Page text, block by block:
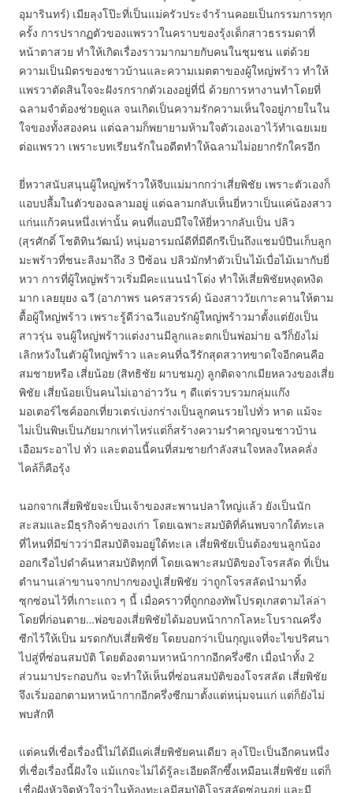
อุมารินทร์) เมียลุงโป๊ะที่เป็นแม่ครัวประจำร้านคอยเป็นกรรมการทุก
ครั้ง การปรากฏตัวของแพรวาในคราบของรุ้งเด็กสาวธรรมดาที่
หน้าตาสวย ทำให้เกิดเรื่องราวมากมายกับคนในชุมชน แต่ด้วย
ความเป็นมิตรของชาวบ้านและความเมตตาของผู้ใหญ่พร้าว ทำให้
แพรวาตัดสินใจจะฝังรกรากตัวเองอยู่ที่นี่ ด้วยการหางานทำโดยที่
ฉลามจำต้องช่วยดูแล จนเกิดเป็นความรักความเห็นใจอยู่ภายในใน
ใจของทั้งสองคน แต่ฉลามก็พยายามห้ามใจตัวเองเอาไว้ทำเฉยเมย
ต่อแพรวา เพราะบทเรียนรักในอดีตทำให้ฉลามไม่อยากรักใครอีก
ยี่หวาสนับสนุนผู้ใหญ่พร้าวให้จีบแม่มากกว่าเสี่ยพิชัย เพราะตัวเองก็
แอบปลื้มในตัวของฉลามอยู่ แต่ฉลามกลับเห็นยี่หวาเป็นแค่น้องสาว
แก่นแก้วคนหนึ่งเท่านั้น คนที่แอบมีใจให้ยี่หวากลับเป็น ปลิว
(สุรศักดิ์ โชติทินวัฒน์) หนุ่มอารมณ์ดีที่มีดีกรีเป็นถึงแชมป์ปีนเก็บลูก
มะพร้าวที่ชนะลิงมาถึง 3 ปีซ้อน ปลิวมักทำตัวเป็นไม้เบื่อไม้เมากับยี่
หวา การที่ผู้ใหญ่พร้าวเริ่มมีคะแนนนำโด่ง ทำให้เสี่ยพิชัยหงุดหงิด
มาก เลยยุยง ฉวี (อาภาพร นครสวรรค์) น้องสาววัยเกาะคานให้ตาม
ตื้อผู้ใหญ่พร้าว เพราะรู้ดีว่าฉวีแอบรักผู้ใหญ่พร้าวมาตั้งแต่ยังเป็น
สาวรุ่น จนผู้ใหญ่พร้าวแต่งงานมีลูกและตกเป็นพ่อม่าย ฉวีก็ยังไม่
เลิกหวังในตัวผู้ใหญ่พร้าว และคนที่ฉวีรักสุดสวาทขาดใจอีกคนคือ
สมชายหรือ เสี่ยน้อย (สิทธิชัย ผาบชมภู) ลูกติดจากเมียหลวงของเสี่ย
พิชัย เสี่ยน้อยเป็นคนไม่เอาอ่าววัน ๆ ดีแต่รวบรวมกลุ่มแก๊ง
มอเตอร์ไซค์ออกเที่ยวเตร่เบ่งกร่างเป็นลูกคนรวยไปทั่ว หาด แม้จะ
ไม่เป็นพิษเป็นภัยมากเท่าไหร่แต่ก็สร้างความรำคาญจนชาวบ้าน
เอือมระอาไป ทั่ว และตอนนี้คนที่สมชายกำลังสนใจหลงใหลคลั่ง
ไคล้ก็คือรุ้ง
นอกจากเสี่ยพิชัยจะเป็นเจ้าของสะพานปลาใหญ่แล้ว ยังเป็นนัก
สะสมและมีธุรกิจค้าของเก่า โดยเฉพาะสมบัติที่ค้นพบจากใต้ทะเล
ที่ไหนที่มีข่าวว่ามีสมบัติจมอยู่ใต้ทะเล เสี่ยพิชัยเป็นต้องขนลูกน้อง
ออกเรือไปดำค้นหาสมบัติทุกที่ โดยเฉพาะสมบัติของโจรสลัด ที่เป็น
ตำนานเล่าขานจากปากของปู่เสี่ยพิชัย ว่าถูกโจรสลัดนำมาทิ้ง
ซุกซ่อนไว้ที่เกาะแถว ๆ นี้ เมื่อคราวที่ถูกกองทัพโปรตุเกสตามไล่ล่า
โดยที่ก่อนตาย…พ่อของเสี่ยพิชัยได้มอบหน้ากากโลหะโบราณครึ่ง
ซีกไว้ให้เป็น มรดกกับเสี่ยพิชัย โดยบอกว่าเป็นกุญแจที่จะไขปริศนา
ไปสู่ที่ซ่อนสมบัติ โดยต้องตามหาหน้ากากอีกครึ่งซีก เมื่อนำทั้ง 2
ส่วนมาประกอบกัน จะทำให้เห็นที่ซ่อนสมบัติของโจรสลัด เสี่ยพิชัย
จึงเริ่มออกตามหาหน้ากากอีกครึ่งซีกมาตั้งแต่หนุ่มจนแก่ แต่ก็ยังไม่
พบสักที
แต่คนที่เชื่อเรื่องนี้ไม่ได้มีแค่เสี่ยพิชัยคนเดียว ลุงโป๊ะเป็นอีกคนหนึ่ง
ที่เชื่อเรื่องนี้ฝังใจ แม้แกจะไม่ได้รู้ละเอียดลึกซึ้งเหมือนเสี่ยพิชัย แต่ก็
เชื่อฝังหัวจิตหัวใจว่าในท้องทะเลมีสมบัติโจรสลัดซ่อนอยู่ และมี